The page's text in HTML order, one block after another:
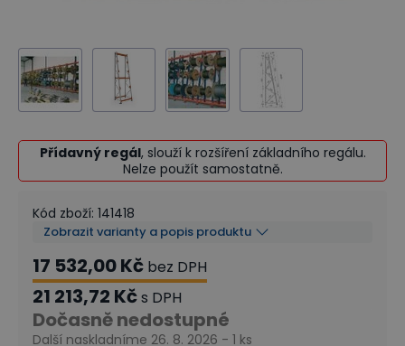
Přídavný regál, slouží k rozšíření základního regálu.
Nelze použít samostatně.
Kód zboží: 141418
Zobrazit varianty a popis produktu
17 532,00 Kč bez DPH
21 213,72 Kčs DPH
Dočasně nedostupné
Další naskladníme 26. 8. 2026 - 1 ks